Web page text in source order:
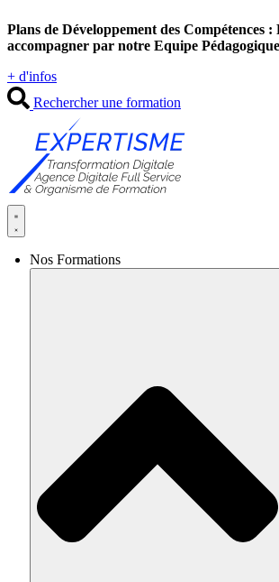
au
contenu
Plans de Développement des Compétences :
accompagner par notre Equipe
+ d'infos
Rechercher une formation
Nos Formations